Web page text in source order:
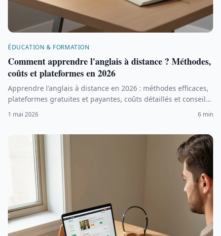
ÉDUCATION & FORMATION
Comment apprendre l'anglais à distance ? Méthodes,
coûts et plateformes en 2026
Apprendre l'anglais à distance en 2026 : méthodes efficaces,
plateformes gratuites et payantes, coûts détaillés et conseils
pour progresser rapidement.
1 mai 2026 6 min